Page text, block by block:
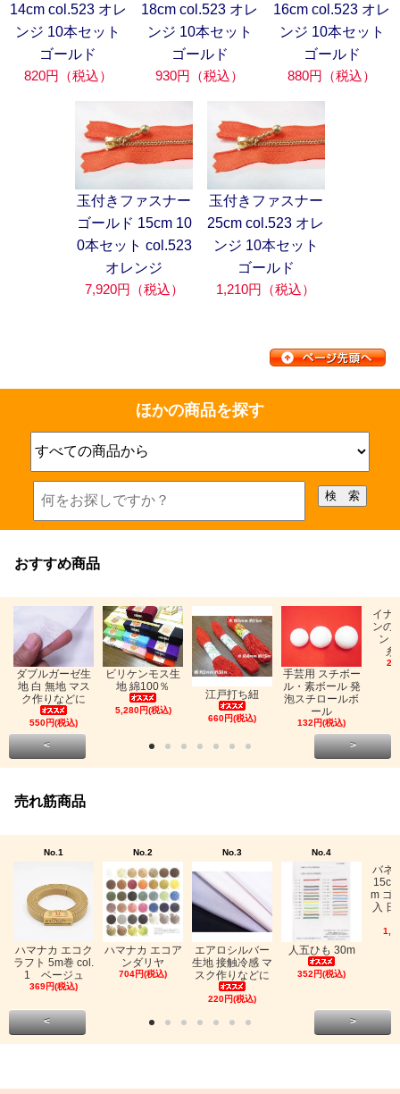
14cm col.523 オレ
ンジ 10本セット
ゴールド
820円（税込）
18cm col.523 オレ
ンジ 10本セット
ゴールド
930円（税込）
16cm col.523 オレ
ンジ 10本セット
ゴールド
880円（税込）
玉付きファスナー
ゴールド 15cm 10
0本セット col.523
オレンジ
7,920円（税込）
玉付きファスナー
25cm col.523 オレ
ンジ 10本セット
ゴールド
1,210円（税込）
ほかの商品を探す
おすすめ商品
ダブルガーゼ生
地 白 無地 マス
ク作りなどに
550円(税込)
ビリケンモス生
地 綿100％
5,280円(税込)
江戸打ち紐
660円(税込)
手芸用 スチボー
ル・素ボール 発
泡スチロールボ
ール
132円(税込)
イナ
ンの
ン
糸
< >
売れ筋商品
No.1
ハマナカ エコク
ラフト 5m巻 col.
1 ベージュ
369円(税込)
No.2
ハマナカ エコア
ンダリヤ
704円(税込)
No.3
エアロシルバー
生地 接触冷感 マ
スク作りなどに
220円(税込)
No.4
人五ひも 30m
352円(税込)
バネ
m ゴ
入
< >